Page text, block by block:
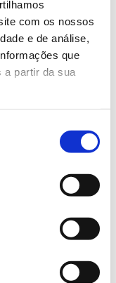
com os nossos
e de análise,
que
a partir da sua
das-espigas: